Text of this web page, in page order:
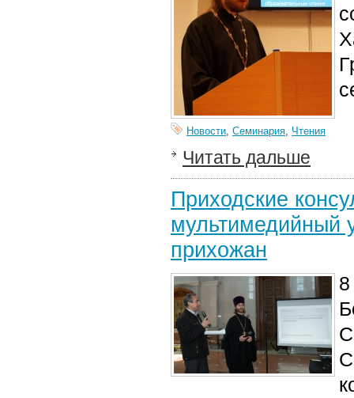
Новости, Семинария, Чтения
Читать дальше
Приходские
мультимедийный
прихожан